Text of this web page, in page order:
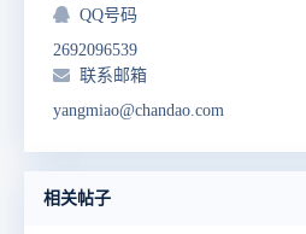
QQ号码
2692096539
联系邮箱
yangmiao@chandao.com
相关帖子